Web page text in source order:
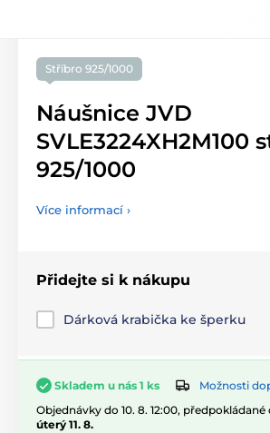
Stříbro 925/1000
Náušnice JVD
SVLE3224XH2M100
925/1000
Více informací ›
Přidejte si k nákupu
Dárková krabička ke šperku
Skladem u nás 1 ks
Možnosti
Objednávky do 10. 8. 12:00, předpokládané
úterý 11. 8.